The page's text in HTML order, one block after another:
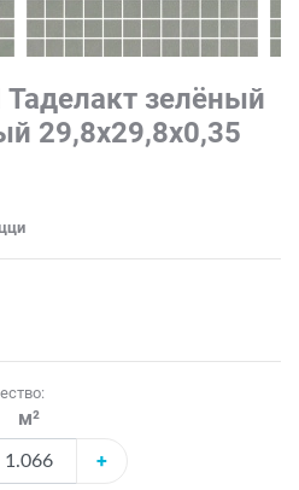
зелёный
29,8x29,8x0,35
м²
+